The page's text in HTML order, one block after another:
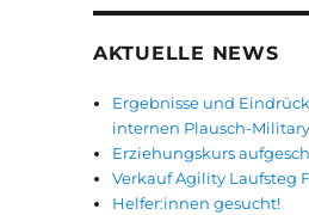
AKTUELLE NEWS
Ergebnisse und
internen Plausch-Military
Erziehungskurs
Verkauf Agility Laufsteg
Helfer:innen gesucht!